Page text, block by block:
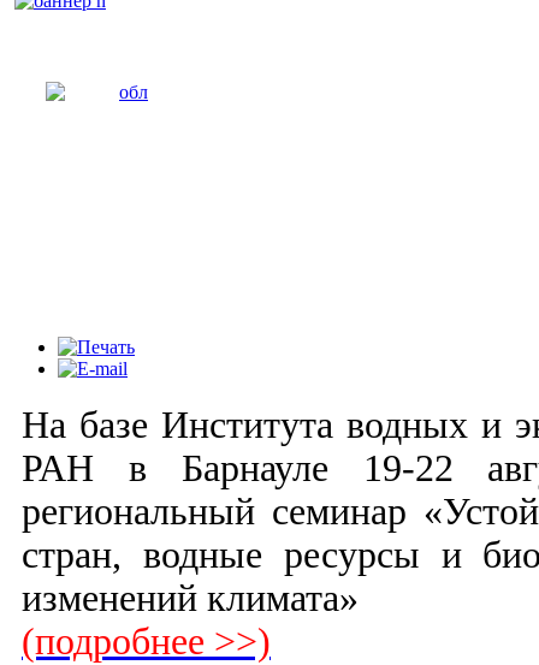
На базе Института водных и
РАН в Барнауле 19-22
региональный семинар
стран, водные ресурсы и
изменений климата»
(подробнее >>)